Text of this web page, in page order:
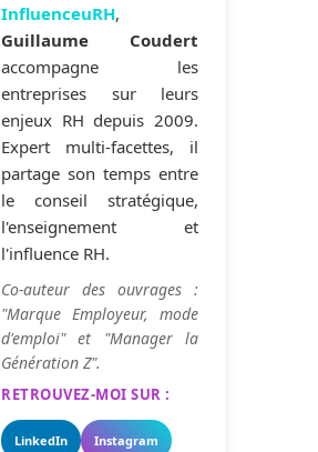
InfluenceuRH,
Guillaume Coudert
accompagne les
entreprises sur leurs
enjeux RH depuis 2009.
Expert multi-facettes, il
partage son temps entre
le conseil stratégique,
l'enseignement et
l'influence RH.
Co-auteur des ouvrages :
"Marque Employeur, mode
d'emploi" et "Manager la
Génération Z".
RETROUVEZ-MOI SUR :
LinkedIn Instagram